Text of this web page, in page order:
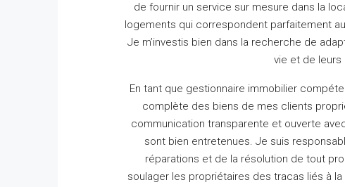
de fournir un service sur mesure dans la
logements qui correspondent parfaitement
Je m’investis bien dans la recherche de
vie et de
En tant que gestionnaire immobilier
complète des biens de mes clients
communication transparente et ouverte
sont bien entretenues. Je suis
réparations et de la résolution de tout
soulager les propriétaires des tracas liés à